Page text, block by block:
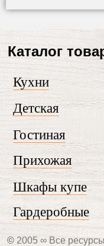
Гардеробные
Гостиная
Кухни
© 2005 ∞ Все
Каталог
Детская
Прихожая
Шкафы купе